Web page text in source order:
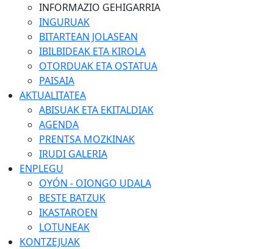
INFORMAZIO GEHIGARRIA
INGURUAK
BITARTEAN JOLASEAN
IBILBIDEAK ETA KIROLA
OTORDUAK ETA OSTATUA
PAISAIA
AKTUALITATEA
ABISUAK ETA EKITALDIAK
AGENDA
PRENTSA MOZKINAK
IRUDI GALERIA
ENPLEGU
OYÓN - OIONGO UDALA
BESTE BATZUK
IKASTAROEN
LOTUNEAK
KONTZEJUAK